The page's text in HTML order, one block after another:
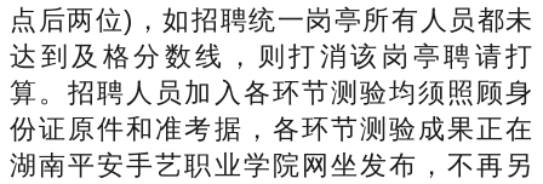
点后两位)，如招聘统一岗亭所有人员都未
达到及格分数线，则打消该岗亭聘请打
算。招聘人员加入各环节测验均须照顾身
份证原件和准考据，各环节测验成果正在
湖南平安手艺职业学院网坐发布，不再另